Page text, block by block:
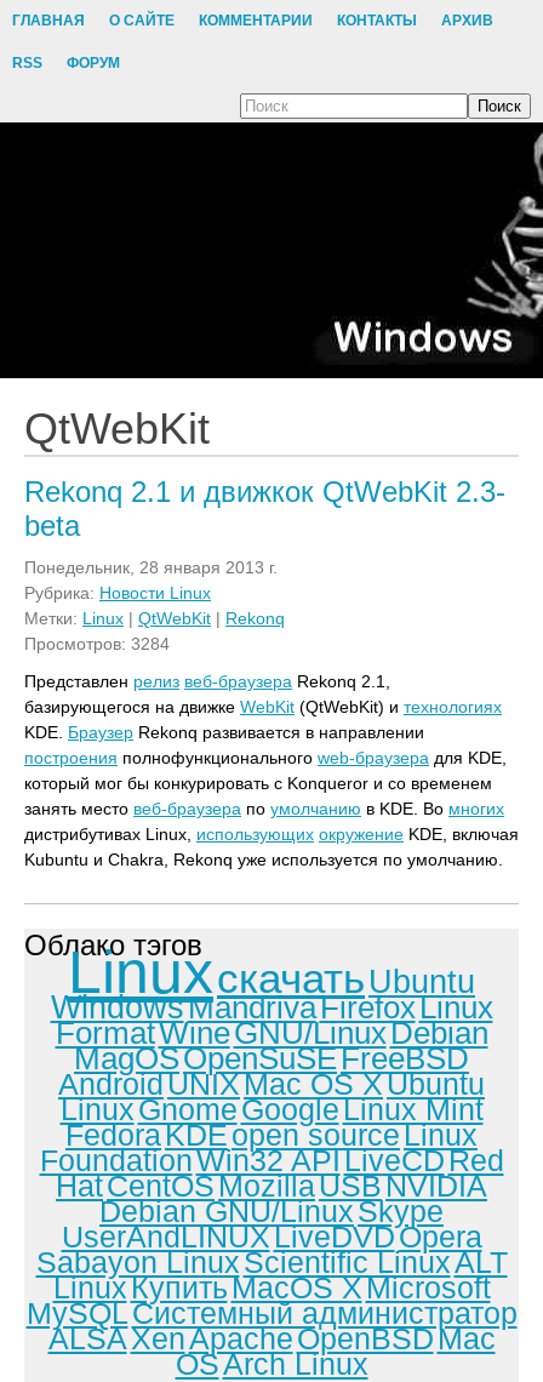
ГЛАВНАЯ О САЙТЕ КОММЕНТАРИИ КОНТАКТЫ АРХИВ
RSS ФОРУМ
Поиск
QtWebKit
Rekonq 2.1 и движкок QtWebKit 2.3-
beta
Понедельник, 28 января 2013 г.
Рубрика: Новости Linux
Метки: Linux | QtWebKit | Rekonq
Просмотров: 3284
Представлен релиз веб-браузера Rekonq 2.1,
базирующегося на движке WebKit (QtWebKit) и технологиях
KDE. Браузер Rekonq развивается в направлении
построения полнофункционального web-браузера для KDE,
который мог бы конкурировать с Konqueror и со временем
занять место веб-браузера по умолчанию в KDE. Во многих
дистрибутивах Linux, использующих окружение KDE, включая
Kubuntu и Chakra, Rekonq уже используется по умолчанию.
Облако тэгов
Linuxскачать Ubuntu
WindowsMandrivaFirefoxLinux
FormatWineGNU/LinuxDebian
MagOSOpenSuSEFreeBSD
AndroidUNIXMac OS XUbuntu
LinuxGnomeGoogleLinux Mint
FedoraKDEopen sourceLinux
FoundationWin32 APILiveCDRed
HatCentOSMozillaUSBNVIDIA
Debian GNU/LinuxSkype
UserAndLINUXLiveDVDOpera
Sabayon LinuxScientific LinuxALT
LinuxКупитьMacOS XMicrosoft
MySQLСистемный администратор
ALSAXenApacheOpenBSDMac
OSArch Linux